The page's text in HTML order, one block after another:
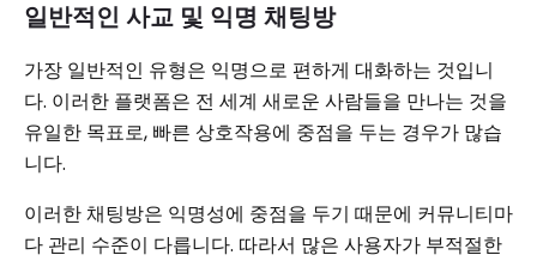
일반적인 사교 및 익명 채팅방
가장 일반적인 유형은 익명으로 편하게 대화하는 것입니
다. 이러한 플랫폼은 전 세계 새로운 사람들을 만나는 것을
유일한 목표로, 빠른 상호작용에 중점을 두는 경우가 많습
니다.
이러한 채팅방은 익명성에 중점을 두기 때문에 커뮤니티마
다 관리 수준이 다릅니다. 따라서 많은 사용자가 부적절한